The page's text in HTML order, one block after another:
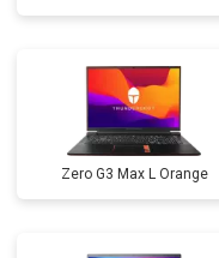
Zero G3 Max L Orange